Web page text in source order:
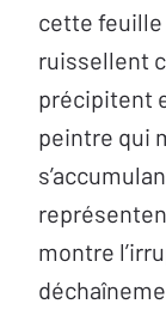
cette
ruissellent
précipitent
peintre qui
montre